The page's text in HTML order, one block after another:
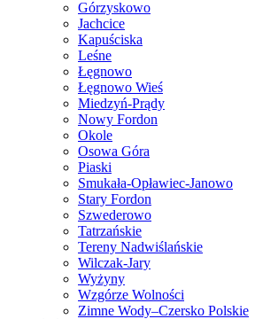
Górzyskowo
Jachcice
Kapuściska
Leśne
Łęgnowo
Łęgnowo Wieś
Miedzyń-Prądy
Nowy Fordon
Okole
Osowa Góra
Piaski
Smukała-Opławiec-Janowo
Stary Fordon
Szwederowo
Tatrzańskie
Tereny Nadwiślańskie
Wilczak-Jary
Wyżyny
Wzgórze Wolności
Zimne Wody–Czersko Polskie